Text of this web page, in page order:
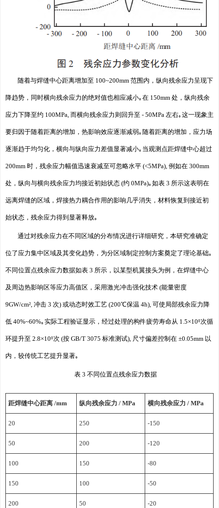
随着与焊缝中心距离增加至 100~200mm 范围内，纵向残余应力呈现下
降趋势，同时横向残余应力的绝对值也相应减小｡在 150mm 处，纵向残余
应力下降至约 100MPa, 而横向残余应力则回升至 - 50MPa 左右｡这一现象主
要归因于随着距离的增加，热影响效应逐渐减弱｡随着距离的增加，应力场
逐渐趋于均匀化，横向与纵向应力差值显著减小｡当观测点距焊缝中心超过
200mm 时，残余应力幅值迅速衰减至可忽略水平 (<5MPa), 例如在 300mm
处，纵向与横向残余应力均接近初始状态 (约 0MPa)｡如表 3 所示这表明在
远离焊缝的区域，焊接热力耦合作用的影响几乎消失，材料恢复到接近初
始状态，残余应力得到显著释放｡
通过对残余应力在不同区域的分布情况进行详细研究，本研究准确定
位了应力集中区域及其变化趋势，为分区域制定控制方案奠定了理论基础｡
不同位置点残余应力数据如表 3 所示，以某型机翼接头为例，在焊缝中心
及周边热影响区等应力高值区，采用激光冲击强化技术 (能量密度
9GW/cm², 冲击 3 次) 或动态时效工艺 (200℃保温 4h), 可使局部残余应力降
低 40%~60%｡实际工程验证显示，经过处理的构件疲劳寿命从 1.5×10⁶次循
环提升至 2.8×10⁶次 (按 GB/T 3075 标准测试), 尺寸偏差控制在 ±0.05mm 以
内，较传统工艺提升显著｡
表 3 不同位置点残余应力数据
距焊缝中心距离 /mm 纵向残余应力 / MPa 横向残余应力 / MPa
20 250 -150
50 200 -120
100 150 -80
150 100 -50
200 50 -20